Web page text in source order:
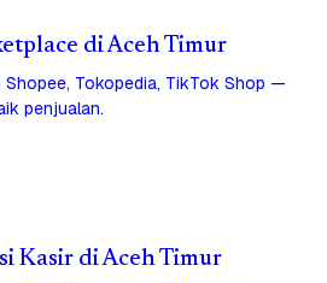
di Aceh Timur
Tokopedia, TikTok Shop —
penjualan.
Kasir di Aceh Timur